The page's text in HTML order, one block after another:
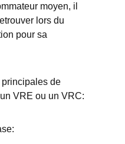
moyen, il
lors du
pour sa
principales de
VRE ou un VRC: